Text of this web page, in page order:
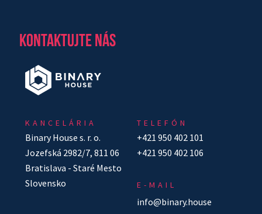
KONTAKTUJTE NÁS
KANCELÁRIA
Binary House s. r. o.
Jozefská 2982/7, 811 06
Bratislava - Staré Mesto
Slovensko
TELEFÓN
+421 950 402 101
+421 950 402 106
E-MAIL
info@binary.house